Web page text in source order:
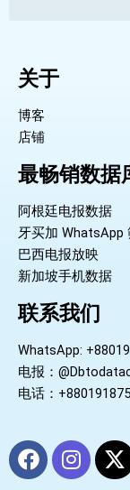
关于
博客
店铺
最畅销数据
阿根廷电报数据
牙买加 WhatsApp
巴西电报放映
新加坡手机数据
联系我们
WhatsApp:
电报：
电话：
F
a
I
n
X
-